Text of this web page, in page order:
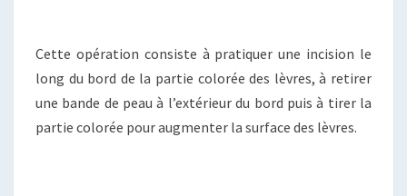
Cette opération consiste à pratiquer une incision le
long du bord de la partie colorée des lèvres, à retirer
une bande de peau à l’extérieur du bord puis à tirer la
partie colorée pour augmenter la surface des lèvres.